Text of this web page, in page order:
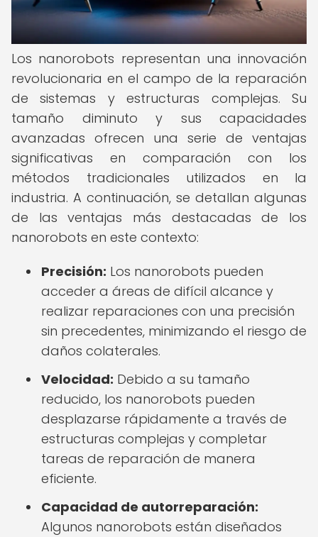
Los nanorobots representan una innovación
revolucionaria en el campo de la reparación
de sistemas y estructuras complejas. Su
tamaño diminuto y sus capacidades
avanzadas ofrecen una serie de ventajas
significativas en comparación con los
métodos tradicionales utilizados en la
industria. A continuación, se detallan algunas
de las ventajas más destacadas de los
nanorobots en este contexto:
Precisión: Los nanorobots pueden
acceder a áreas de difícil alcance y
realizar reparaciones con una precisión
sin precedentes, minimizando el riesgo de
daños colaterales.
Velocidad: Debido a su tamaño
reducido, los nanorobots pueden
desplazarse rápidamente a través de
estructuras complejas y completar
tareas de reparación de manera
eficiente.
Capacidad de autorreparación:
Algunos nanorobots están diseñados